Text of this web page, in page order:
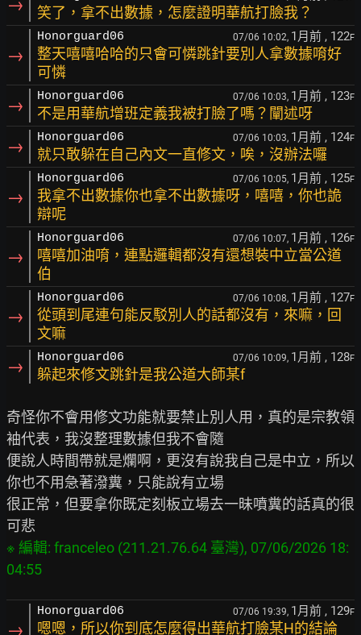
→ 笑了，拿不出數據，怎麼證明華航打臉我？
→
Honorguard06 07/06 10:02, 1月前 , 122F
整天嘻嘻哈哈的只會可憐跳針要別人拿數據唷好
可憐
→ Honorguard06 07/06 10:03, 1月前 , 123F
不是用華航增班定義我被打臉了嗎？闡述呀
→ Honorguard06 07/06 10:03, 1月前 , 124F
就只敢躲在自己內文一直修文，唉，沒辦法囉
→
Honorguard06 07/06 10:05, 1月前 , 125F
我拿不出數據你也拿不出數據呀，嘻嘻，你也詭
辯呢
→
Honorguard06 07/06 10:07, 1月前 , 126F
嘻嘻加油唷，連點邏輯都沒有還想裝中立當公道
伯
→
Honorguard06 07/06 10:08, 1月前 , 127F
從頭到尾連句能反駁別人的話都沒有，來嘛，回
文嘛
→ Honorguard06 07/06 10:09, 1月前 , 128F
躲起來修文跳針是我公道大師某f
奇怪你不會用修文功能就要禁止別人用，真的是宗教領
袖代表，我沒整理數據但我不會隨
便說人時間帶就是爛啊，更沒有說我自己是中立，所以
你也不用急著潑糞，只能說有立場
很正常，但要拿你既定刻板立場去一昧噴糞的話真的很
※ 編輯: franceleo (211.21.76.64 臺灣), 07/06/2026 18:
→
Honorguard06 07/06 19:39, 1月前 , 129F
嗯嗯，所以你到底怎麼得出華航打臉某H的結論